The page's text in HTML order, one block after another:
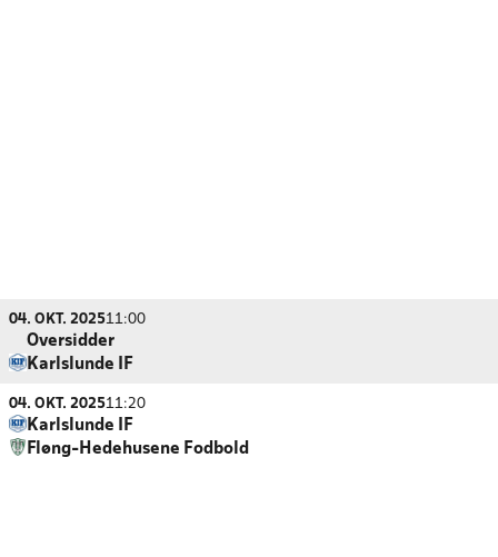
04. OKT. 202511:00
Oversidder
Karlslunde IF
04. OKT. 202511:20
Karlslunde IF
Fløng-Hedehusene Fodbold